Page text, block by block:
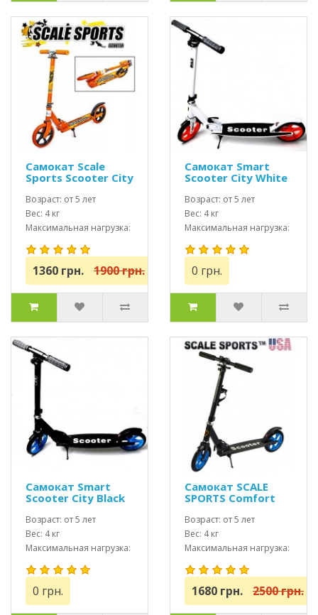
Самокат Scale
Sports Scooter City
460 оранжевый
USA
Возраст: от 5 лет
Вес: 4 кг
Максимальная нагрузка:
до 100 кг
1360 грн. 1900 грн.
Самокат Smart
Scooter City White
Возраст: от 5 лет
Вес: 4 кг
Максимальная нагрузка:
до 100 кг
0 грн.
Самокат Smart
Scooter City Black
Возраст: от 5 лет
Вес: 4 кг
Максимальная нагрузка:
до 100 кг
0 грн.
Самокат SCALE
SPORTS Comfort
USA
Возраст: от 5 лет
Вес: 4 кг
Максимальная нагрузка:
до 100 кг
1680 грн. 2500 грн.